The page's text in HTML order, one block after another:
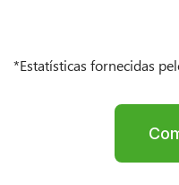
*Estatísticas fornecidas